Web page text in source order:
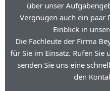
über unser
Vergnügen auch ein paar
Einblick in
Die Fachleute der Firma
für Sie im Einsatz. Rufen
senden Sie uns eine
den